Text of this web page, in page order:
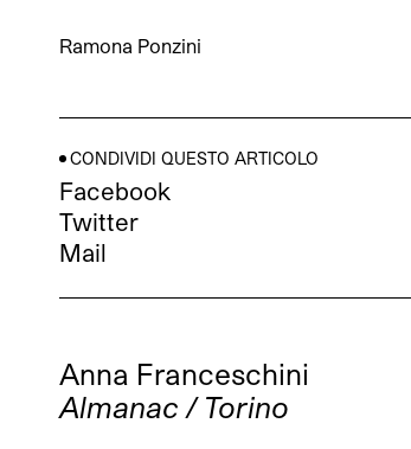
Ramona Ponzini
CONDIVIDI QUESTO ARTICOLO
Facebook
Twitter
Mail
Anna Franceschini
Almanac / Torino